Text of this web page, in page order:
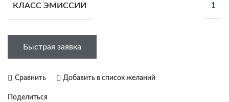
КЛАСС ЭМИССИИ 1
Быстрая заявка
Сравнить Добавить в список желаний
Поделиться